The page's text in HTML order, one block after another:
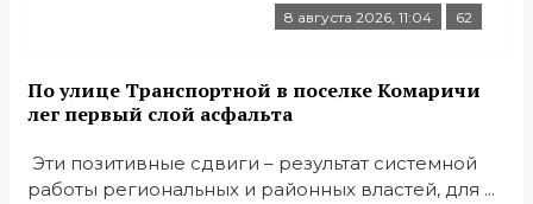
8 августа 2026, 11:04 62
По улице Транспортной в поселке Комаричи
лег первый слой асфальта
Эти позитивные сдвиги – результат системной
работы региональных и районных властей, для ...